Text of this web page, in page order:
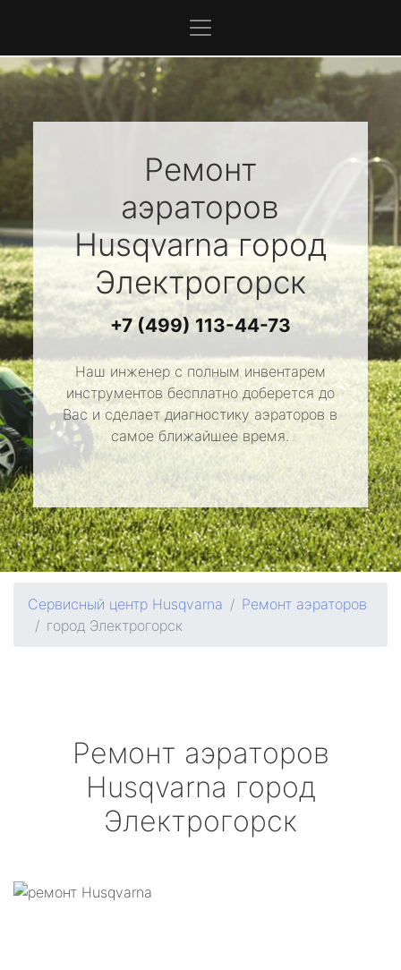
Ремонт
аэраторов
Husqvarnaгород
Электрогорск
+7 (499) 113-44-73
Наш инженер с полным инвентарем
инструментов бесплатно доберется до
Вас и сделает диагностику аэраторов в
самое ближайшее время.
Сервисный центр Husqvarna
Ремонт аэраторов
город Электрогорск
Ремонт аэраторов
Husqvarna город
Электрогорск